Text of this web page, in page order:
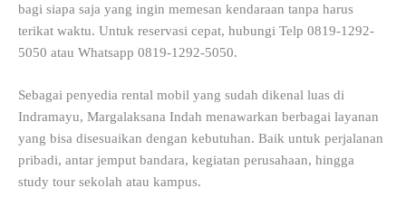
bagi siapa saja yang ingin memesan kendaraan tanpa harus
terikat waktu. Untuk reservasi cepat, hubungi Telp 0819-1292-
5050 atau Whatsapp 0819-1292-5050.
Sebagai penyedia rental mobil yang sudah dikenal luas di
Indramayu, Margalaksana Indah menawarkan berbagai layanan
yang bisa disesuaikan dengan kebutuhan. Baik untuk perjalanan
pribadi, antar jemput bandara, kegiatan perusahaan, hingga
study tour sekolah atau kampus.